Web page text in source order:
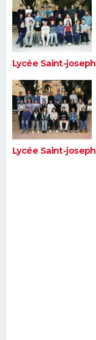
FORUM
Bricolage
Lifestyle
Culture
Sport
Auto
Television
Voyage
Cinema
Lycée Saint-joseph
Lycée Saint-joseph